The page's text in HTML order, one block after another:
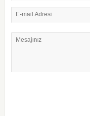
E-mail Adresi
Mesajınız